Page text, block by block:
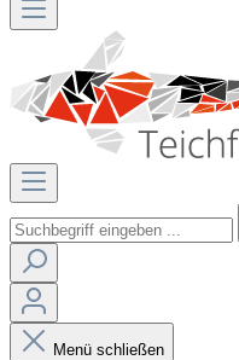
Menü schließen